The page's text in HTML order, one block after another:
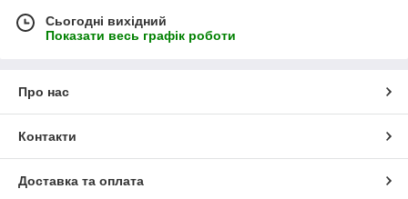
Сьогодні вихідний
Показати весь графік роботи
Про нас
Контакти
Доставка та оплата